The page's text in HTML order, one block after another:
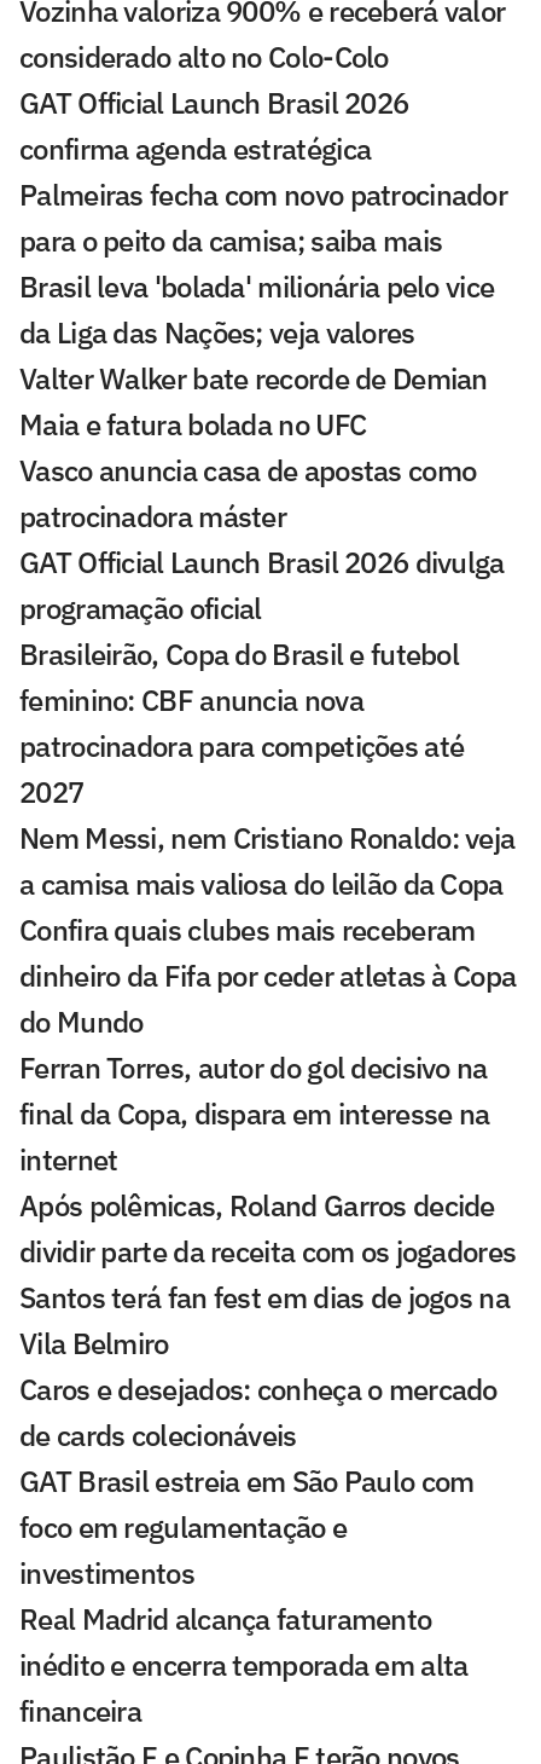
Vozinha valoriza 900% e receberá valor
considerado alto no Colo-Colo
GAT Official Launch Brasil 2026
confirma agenda estratégica
Palmeiras fecha com novo patrocinador
para o peito da camisa; saiba mais
Brasil leva 'bolada' milionária pelo vice
da Liga das Nações; veja valores
Valter Walker bate recorde de Demian
Maia e fatura bolada no UFC
Vasco anuncia casa de apostas como
patrocinadora máster
GAT Official Launch Brasil 2026 divulga
programação oficial
Brasileirão, Copa do Brasil e futebol
feminino: CBF anuncia nova
patrocinadora para competições até
2027
Nem Messi, nem Cristiano Ronaldo: veja
a camisa mais valiosa do leilão da Copa
Confira quais clubes mais receberam
dinheiro da Fifa por ceder atletas à Copa
do Mundo
Ferran Torres, autor do gol decisivo na
final da Copa, dispara em interesse na
internet
Após polêmicas, Roland Garros decide
dividir parte da receita com os jogadores
Santos terá fan fest em dias de jogos na
Vila Belmiro
Caros e desejados: conheça o mercado
de cards colecionáveis
GAT Brasil estreia em São Paulo com
foco em regulamentação e
investimentos
Real Madrid alcança faturamento
inédito e encerra temporada em alta
financeira